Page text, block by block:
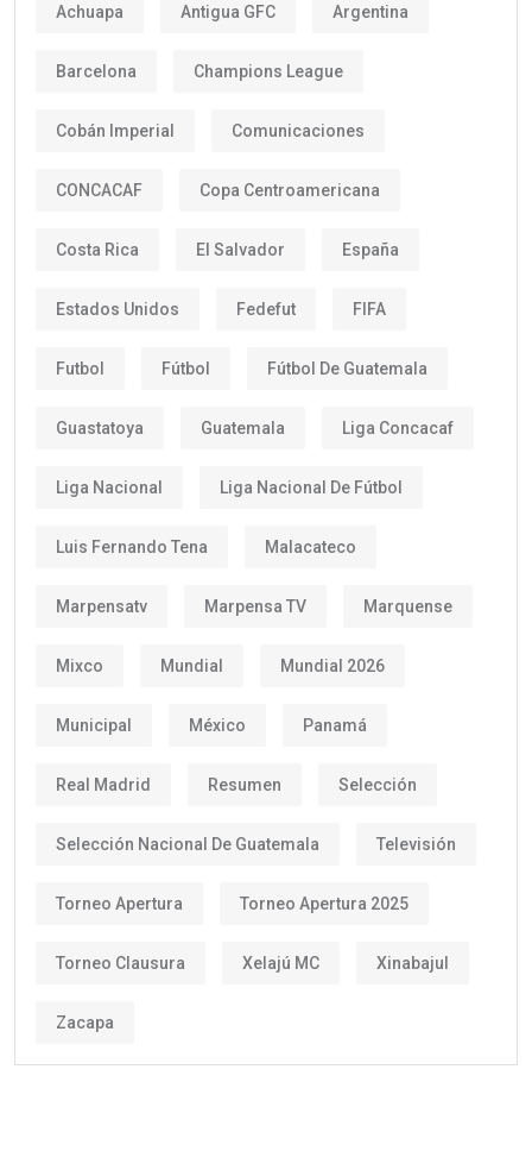
Achuapa Antigua GFC Argentina
Barcelona Champions League
Cobán Imperial Comunicaciones
CONCACAF Copa Centroamericana
Costa Rica El Salvador España
Estados Unidos Fedefut FIFA
Futbol Fútbol Fútbol De Guatemala
Guastatoya Guatemala Liga Concacaf
Liga Nacional Liga Nacional De Fútbol
Luis Fernando Tena Malacateco
Marpensatv Marpensa TV Marquense
Mixco Mundial Mundial 2026
Municipal México Panamá
Real Madrid Resumen Selección
Selección Nacional De Guatemala Televisión
Torneo Apertura Torneo Apertura 2025
Torneo Clausura Xelajú MC Xinabajul
Zacapa